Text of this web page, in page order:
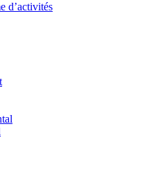
d’activités